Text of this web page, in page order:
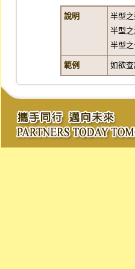
說明 半型之
半型之
半型之
範例 如欲